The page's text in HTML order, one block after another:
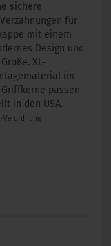
sichere
für
mit einem
Design und
XL-
im
passen
in den USA.
Verordnung